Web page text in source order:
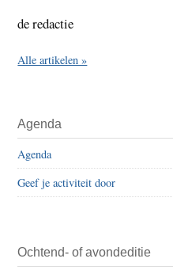
de redactie
Alle artikelen »
Agenda
Agenda
Geef je activiteit door
Ochtend- of avondeditie